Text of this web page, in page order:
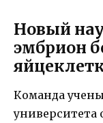
Новый
эмбрион
Команда
университета